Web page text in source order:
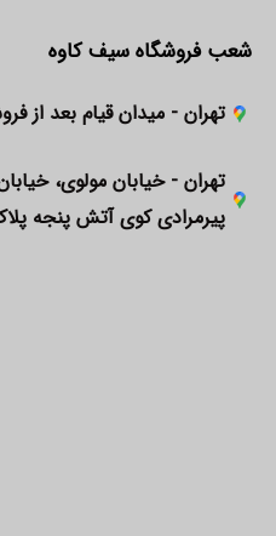
شعب فروشگاه سیف کاوه
تهران - میدان قیام بعد از
تهران - خیابان مولوی،
پیرمرادی کوی آتش پنجه پلاک